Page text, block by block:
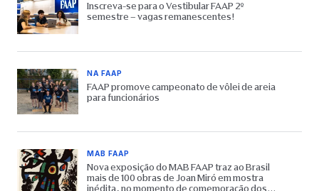
Inscreva-se para o Vestibular FAAP 2º
semestre – vagas remanescentes!
NA FAAP
FAAP promove campeonato de vôlei de areia
para funcionários
MAB FAAP
Nova exposição do MAB FAAP traz ao Brasil
mais de 100 obras de Joan Miró em mostra
inédita, no momento de comemoração dos